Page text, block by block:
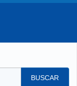
BUSCAR